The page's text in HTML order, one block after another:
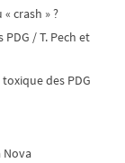
crash » ?
/ T. Pech et
des PDG
Nova